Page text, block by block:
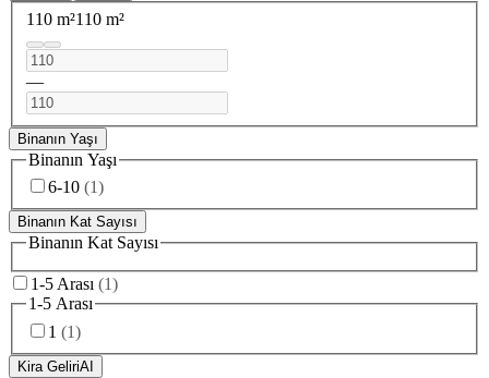
110 m²110 m²
—
Binanın Yaşı
Binanın Yaşı
6-10 (1)
Binanın Kat Sayısı
Binanın Kat Sayısı
1-5 Arası (1)
1-5 Arası
1 (1)
Kira GeliriAI